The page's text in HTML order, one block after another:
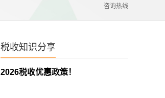
咨询热线
税收知识分享
2026税收优惠政策！